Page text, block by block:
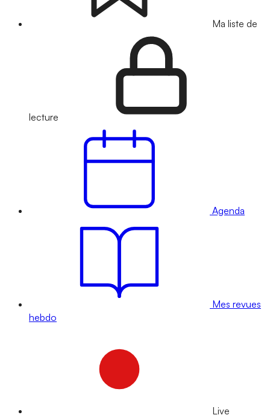
Ma liste de
lecture
Agenda
Mes revues
hebdo
Live